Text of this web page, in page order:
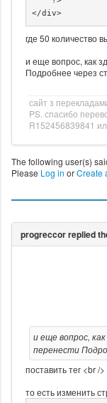
</div>
где 50 количество
и еще вопрос, как
Подробнее через
сайт з
PS. спасибо
R152456839841
The following user(s)
Please Log in orCreate
и еще вопрос,
перенести
поставить тег <br />
то есть изменить